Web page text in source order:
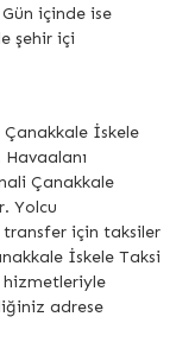
içinde ise
şehir içi
Çanakkale İskele
Çanakkale
Yolcu
için taksiler
İskele Taksi
hizmetleriyle
adrese